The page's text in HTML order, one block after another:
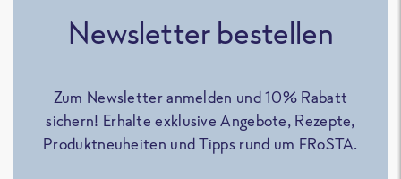
Newsletter bestellen
Zum Newsletter anmelden und 10% Rabatt
sichern! Erhalte exklusive Angebote, Rezepte,
Produktneuheiten und Tipps rund um FRoSTA.